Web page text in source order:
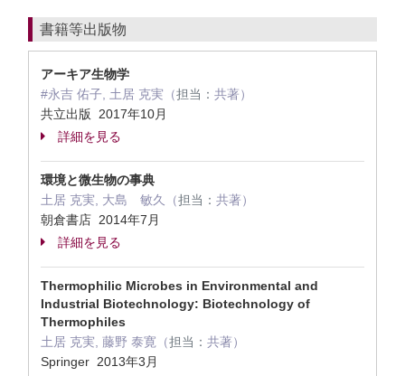
書籍等出版物
アーキア生物学
#永吉 佑子, 土居 克実（担当： 共著）
共立出版 2017年10月
詳細を見る
環境と微生物の事典
土居 克実, 大島 敏久（担当： 共著）
朝倉書店 2014年7月
詳細を見る
Thermophilic Microbes in Environmental and
Industrial Biotechnology: Biotechnology of
Thermophiles
土居 克実, 藤野 泰寛（担当： 共著）
Springer 2013年3月